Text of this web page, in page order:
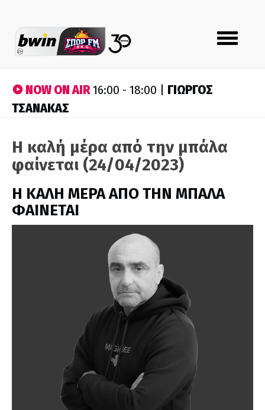
Toggle
navigation
NOW ON AIR16:00 - 18:00 | ΓΙΩΡΓΟΣ
ΤΣΑΝΑΚΑΣ
Η καλή μέρα από την μπάλα
φαίνεται (24/04/2023)
H ΚΑΛΗ ΜΕΡΑ ΑΠΟ ΤΗΝ ΜΠΑΛΑ
ΦΑΙΝΕΤΑΙ